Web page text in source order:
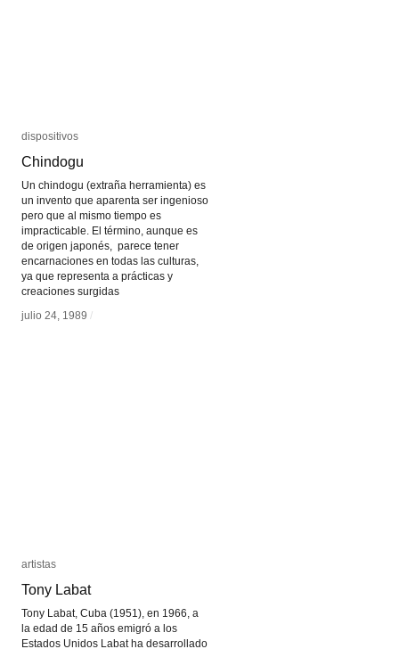
dispositivos
Chindogu
Un chindogu (extraña herramienta) es
un invento que aparenta ser ingenioso
pero que al mismo tiempo es
impracticable. El término, aunque es
de origen japonés, parece tener
encarnaciones en todas las culturas,
ya que representa a prácticas y
creaciones surgidas
julio 24, 1989 /
dispositivos
Chindogu
julio 24, 1989 /
artistas
Tony Labat
Tony Labat, Cuba (1951), en 1966, a
la edad de 15 años emigró a los
Estados Unidos Labat ha desarrollado
artistas
Tony Labat